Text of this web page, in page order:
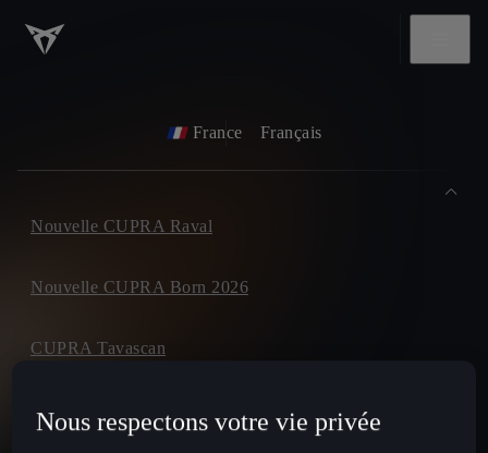
France Français
Nouvelle CUPRA Raval
Nouvelle CUPRA Born 2026
CUPRA Tavascan
CUPRA Terramar
Nous respectons votre vie privée